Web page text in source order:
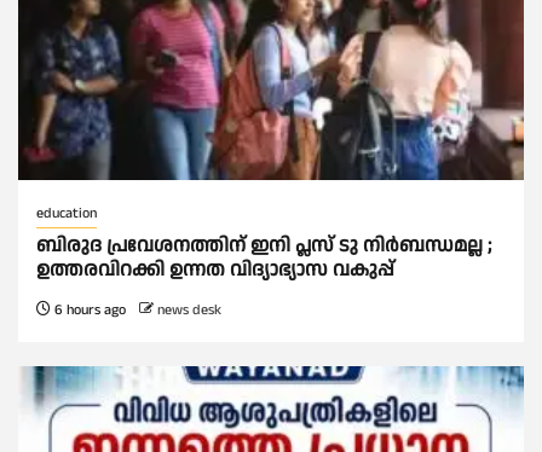
education
ബിരുദ പ്രവേശനത്തിന് ഇനി പ്ലസ് ടു നിര്‍ബന്ധമല്ല ;
ഉത്തരവിറക്കി ഉന്നത വിദ്യാഭ്യാസ വകുപ്പ്
6 hours ago news desk